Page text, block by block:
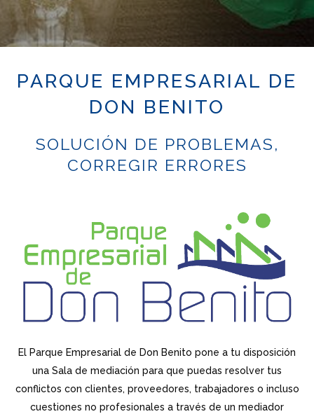
PARQUE EMPRESARIAL DE
DON BENITO
SOLUCIÓN DE PROBLEMAS,
CORREGIR ERRORES
El Parque Empresarial de Don Benito pone a tu disposición
una Sala de mediación para que puedas resolver tus
conflictos con clientes, proveedores, trabajadores o incluso
cuestiones no profesionales a través de un mediador